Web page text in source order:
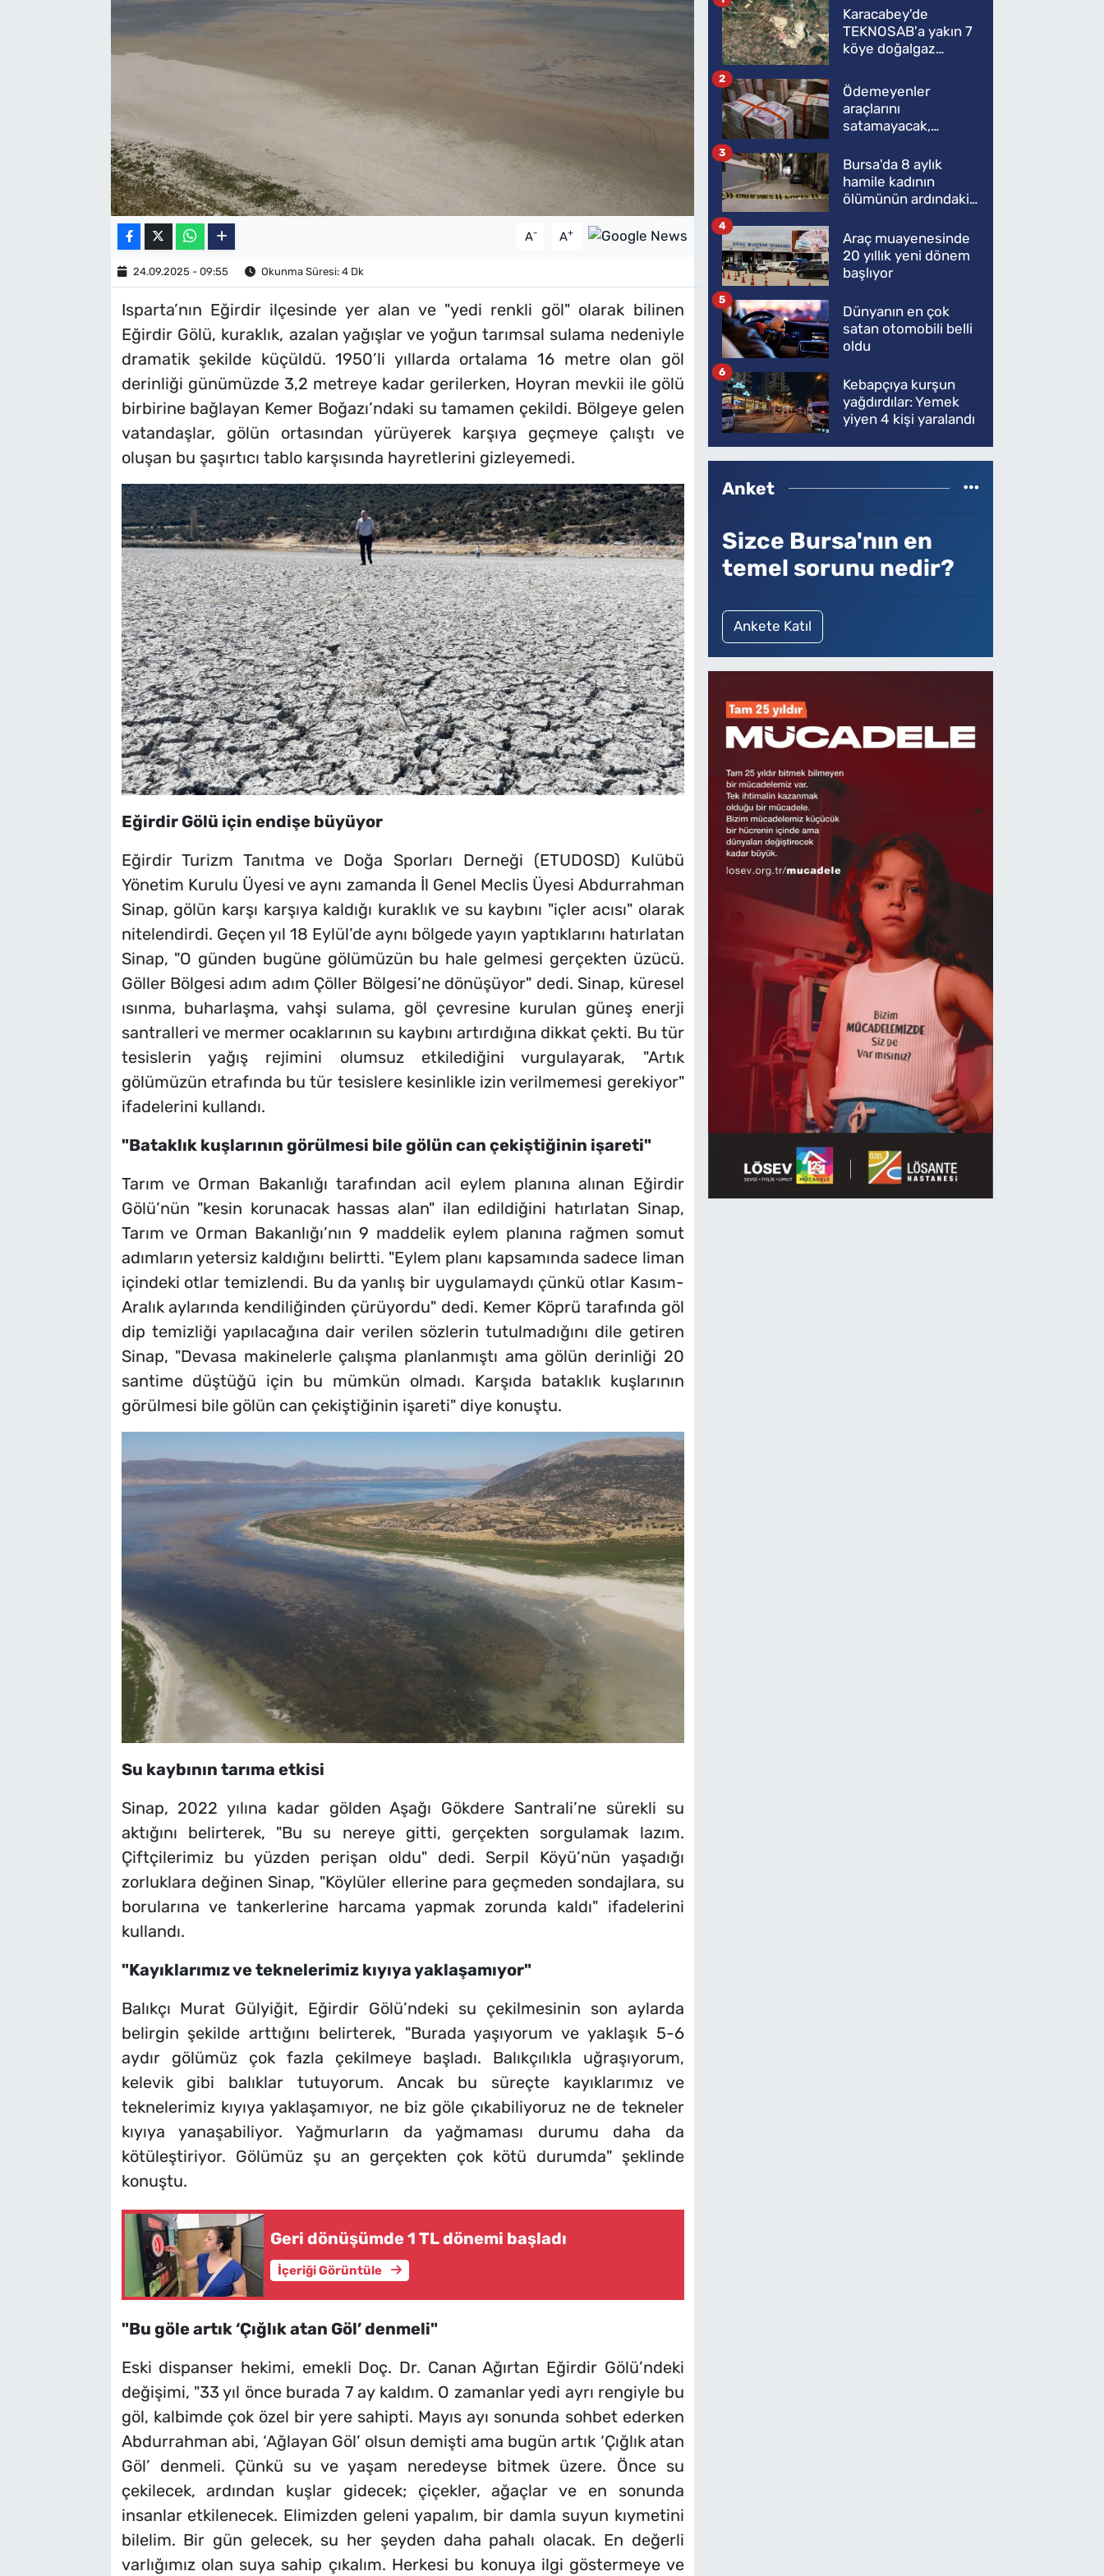
A- A+
24.09.2025 - 09:55 Okunma Süresi: 4 Dk
Isparta’nın Eğirdir ilçesinde yer alan ve "yedi renkli göl" olarak bilinen
Eğirdir Gölü, kuraklık, azalan yağışlar ve yoğun tarımsal sulama nedeniyle
dramatik şekilde küçüldü. 1950’li yıllarda ortalama 16 metre olan göl
derinliği günümüzde 3,2 metreye kadar gerilerken, Hoyran mevkii ile gölü
birbirine bağlayan Kemer Boğazı’ndaki su tamamen çekildi. Bölgeye gelen
vatandaşlar, gölün ortasından yürüyerek karşıya geçmeye çalıştı ve
oluşan bu şaşırtıcı tablo karşısında hayretlerini gizleyemedi.
Eğirdir Gölü için endişe büyüyor
Eğirdir Turizm Tanıtma ve Doğa Sporları Derneği (ETUDOSD) Kulübü
Yönetim Kurulu Üyesi ve aynı zamanda İl Genel Meclis Üyesi Abdurrahman
Sinap, gölün karşı karşıya kaldığı kuraklık ve su kaybını "içler acısı" olarak
nitelendirdi. Geçen yıl 18 Eylül’de aynı bölgede yayın yaptıklarını hatırlatan
Sinap, "O günden bugüne gölümüzün bu hale gelmesi gerçekten üzücü.
Göller Bölgesi adım adım Çöller Bölgesi’ne dönüşüyor" dedi. Sinap, küresel
ısınma, buharlaşma, vahşi sulama, göl çevresine kurulan güneş enerji
santralleri ve mermer ocaklarının su kaybını artırdığına dikkat çekti. Bu tür
tesislerin yağış rejimini olumsuz etkilediğini vurgulayarak, "Artık
gölümüzün etrafında bu tür tesislere kesinlikle izin verilmemesi gerekiyor"
ifadelerini kullandı.
"Bataklık kuşlarının görülmesi bile gölün can çekiştiğinin işareti"
Tarım ve Orman Bakanlığı tarafından acil eylem planına alınan Eğirdir
Gölü’nün "kesin korunacak hassas alan" ilan edildiğini hatırlatan Sinap,
Tarım ve Orman Bakanlığı’nın 9 maddelik eylem planına rağmen somut
adımların yetersiz kaldığını belirtti. "Eylem planı kapsamında sadece liman
içindeki otlar temizlendi. Bu da yanlış bir uygulamaydı çünkü otlar Kasım-
Aralık aylarında kendiliğinden çürüyordu" dedi. Kemer Köprü tarafında göl
dip temizliği yapılacağına dair verilen sözlerin tutulmadığını dile getiren
Sinap, "Devasa makinelerle çalışma planlanmıştı ama gölün derinliği 20
santime düştüğü için bu mümkün olmadı. Karşıda bataklık kuşlarının
görülmesi bile gölün can çekiştiğinin işareti" diye konuştu.
Su kaybının tarıma etkisi
Sinap, 2022 yılına kadar gölden Aşağı Gökdere Santrali’ne sürekli su
aktığını belirterek, "Bu su nereye gitti, gerçekten sorgulamak lazım.
Çiftçilerimiz bu yüzden perişan oldu" dedi. Serpil Köyü’nün yaşadığı
zorluklara değinen Sinap, "Köylüler ellerine para geçmeden sondajlara, su
borularına ve tankerlerine harcama yapmak zorunda kaldı" ifadelerini
kullandı.
"Kayıklarımız ve teknelerimiz kıyıya yaklaşamıyor"
Balıkçı Murat Gülyiğit, Eğirdir Gölü’ndeki su çekilmesinin son aylarda
belirgin şekilde arttığını belirterek, "Burada yaşıyorum ve yaklaşık 5-6
aydır gölümüz çok fazla çekilmeye başladı. Balıkçılıkla uğraşıyorum,
kelevik gibi balıklar tutuyorum. Ancak bu süreçte kayıklarımız ve
teknelerimiz kıyıya yaklaşamıyor, ne biz göle çıkabiliyoruz ne de tekneler
kıyıya yanaşabiliyor. Yağmurların da yağmaması durumu daha da
kötüleştiriyor. Gölümüz şu an gerçekten çok kötü durumda" şeklinde
konuştu.
Geri dönüşümde 1 TL dönemi başladı
İçeriği Görüntüle
"Bu göle artık ‘Çığlık atan Göl’ denmeli"
Eski dispanser hekimi, emekli Doç. Dr. Canan Ağırtan Eğirdir Gölü’ndeki
değişimi, "33 yıl önce burada 7 ay kaldım. O zamanlar yedi ayrı rengiyle bu
göl, kalbimde çok özel bir yere sahipti. Mayıs ayı sonunda sohbet ederken
Abdurrahman abi, ‘Ağlayan Göl’ olsun demişti ama bugün artık ‘Çığlık atan
Göl’ denmeli. Çünkü su ve yaşam neredeyse bitmek üzere. Önce su
çekilecek, ardından kuşlar gidecek; çiçekler, ağaçlar ve en sonunda
insanlar etkilenecek. Elimizden geleni yapalım, bir damla suyun kıymetini
bilelim. Bir gün gelecek, su her şeyden daha pahalı olacak. En değerli
varlığımız olan suya sahip çıkalım. Herkesi bu konuya ilgi göstermeye ve
Karacabey'de
TEKNOSAB'a yakın 7
köye doğalgaz
Ödemeyenler
araçlarını
satamayacak,
2
Bursa'da 8 aylık
hamile kadının
ölümünün ardındaki
3
Araç muayenesinde
20 yıllık yeni dönem
başlıyor
4
Dünyanın en çok
satan otomobili belli
oldu
5
Kebapçıya kurşun
yağdırdılar: Yemek
yiyen 4 kişi yaralandı
6
Anket
Sizce Bursa'nın en
temel sorunu nedir?
Ankete Katıl